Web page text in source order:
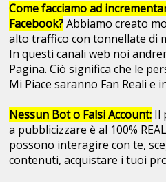
Come facciamo ad
Facebook?Abbiamo creato
alto traffico con tonnellate di
In questi canali web noi
Pagina. Ciò significa che le
Mi Piace saranno Fan Reali e
Nessun Bot o Falsi Account: Il
a pubblicizzare è al 100%
possono interagire con te,
contenuti, acquistare i tuoi